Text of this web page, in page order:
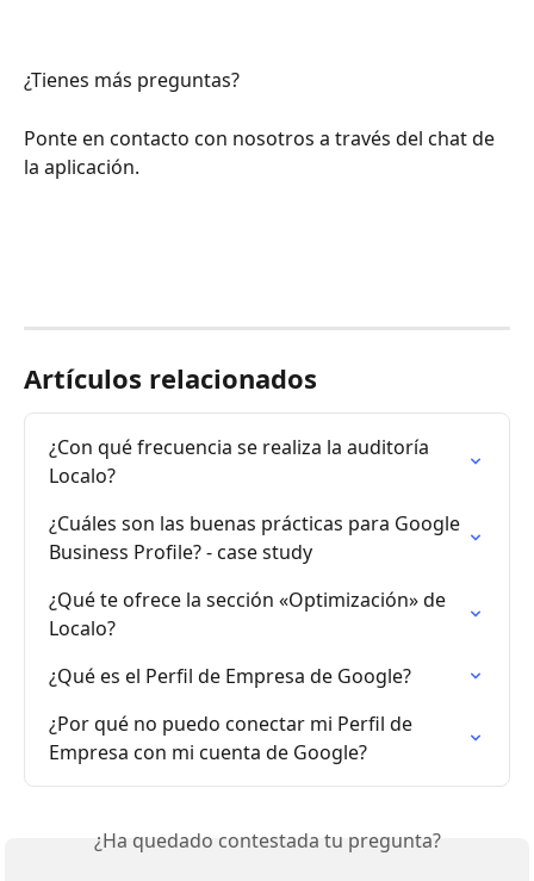
¿Tienes más preguntas?
Ponte en contacto con nosotros a través del chat de
la aplicación.
Artículos relacionados
¿Con qué frecuencia se realiza la auditoría
Localo?
¿Cuáles son las buenas prácticas para Google
Business Profile? - case study
¿Qué te ofrece la sección «Optimización» de
Localo?
¿Qué es el Perfil de Empresa de Google?
¿Por qué no puedo conectar mi Perfil de
Empresa con mi cuenta de Google?
¿Ha quedado contestada tu pregunta?